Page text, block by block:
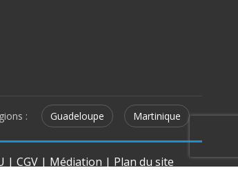
: Guadeloupe Martinique
| CGV | Médiation | Plan du site